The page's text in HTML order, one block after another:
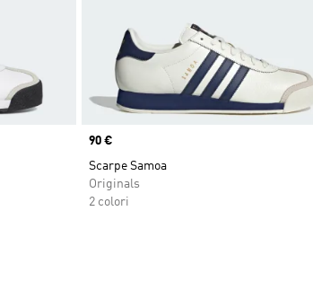
Price
90 €
Scarpe Samoa
Originals
2 colori